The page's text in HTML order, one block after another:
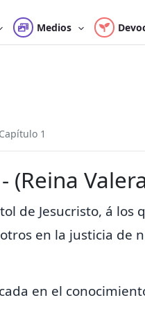
Medios
Capítulo 1
(Reina
de Jesucristo, á los
en la justicia de
en el